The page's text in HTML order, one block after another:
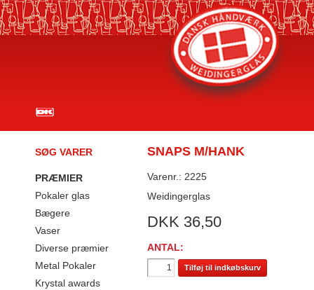
SØG VARER
PRÆMIER
Pokaler glas
Bægere
Vaser
Diverse præmier
Metal Pokaler
Krystal awards
SNAPS M/HANK
Varenr.: 2225
Weidingerglas
DKK 36,50
ANTAL:
Tilføj til indkøbskurv